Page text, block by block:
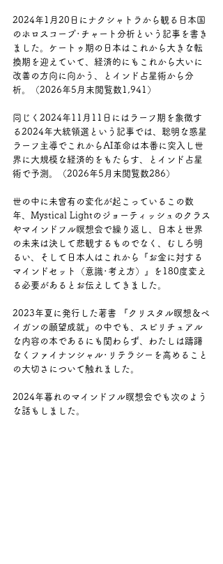
2024年1月20日にナクシャトラから観る日本国
のホロスコープ･チャート分析という記事を書き
ました。ケートゥ期の日本はこれから大きな転
換期を迎えていて、経済的にもこれから大いに
改善の方向に向かう、とインド占星術から分
析。（2026年5月末閲覧数1,941）
同じく2024年11月11日にはラーフ期を象徴す
る2024年大統領選という記事では、聡明な惑星
ラーフ主導でこれからAI革命は本番に突入し世
界に大規模な経済的をもたらす、とインド占星
術で予測。（2026年5月末閲覧数286）
世の中に未曾有の変化が起こっているこの数
年、Mystical Lightのジョーティッシュのクラス
やマインドフル瞑想会で繰り返し、日本と世界
の未来は決して悲観するものでなく、むしろ明
るい、そして日本人はこれから『お金に対する
マインドセット（意識･考え方）』を180度変え
る必要があるとお伝えしてきました。
2023年夏に発行した著書 『クリスタル瞑想＆ペ
イガンの願望成就』の中でも、スピリチュアル
な内容の本であるにも関わらず、わたしは躊躇
なくファイナンシャル･リテラシーを高めること
の大切さについて触れました。
2024年暮れのマインドフル瞑想会でも次のよう
な話もしました。